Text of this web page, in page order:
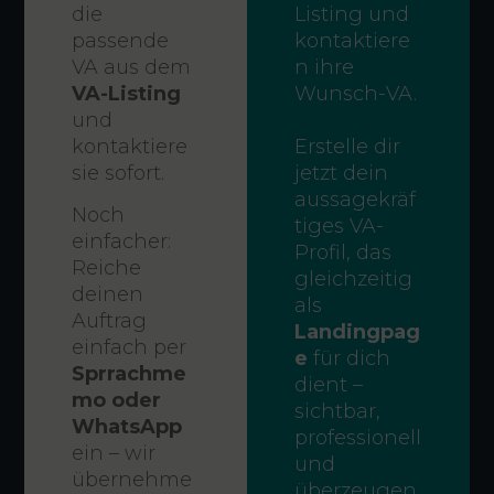
die
passende
VA aus dem
VA-Listing
und
kontaktiere
sie sofort.
Noch
einfacher:
Reiche
deinen
Auftrag
einfach per
Sprrachme
mo oder
WhatsApp
ein – wir
übernehme
Listing und
kontaktiere
n ihre
Wunsch-VA.
Erstelle dir
jetzt dein
aussagekräf
tiges VA-
Profil, das
gleichzeitig
als
Landingpag
e für dich
dient –
sichtbar,
professionell
und